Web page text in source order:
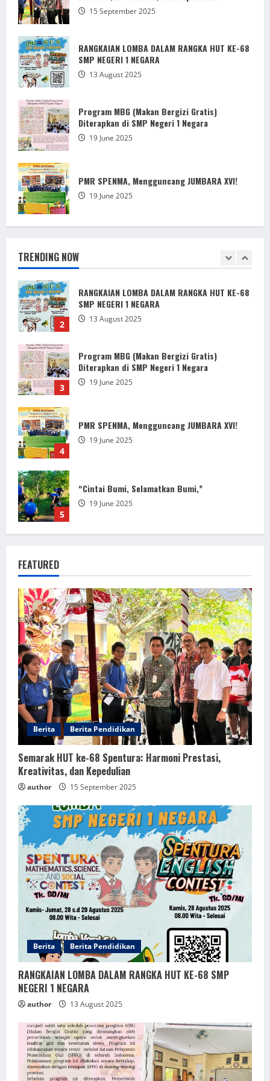
TRENDING NOW
3 19 June 2025
4
PMR SPENMA, Mengguncang JUMBARA XVI!
5
“Cintai Bumi, Selamatkan Bumi,”
1
Prestasi, Kreativitas, dan Kepedulian
15 September 2025
2
3
Program MBG (Makan Bergizi Gratis)
Diterapkan di SMP Negeri 1 Negara
4
PMR SPENMA, Mengguncang JUMBARA XVI!
19 June 2025
5
“Cintai Bumi, Selamatkan Bumi,”
1
Semarak HUT ke-68 Spentura: Harmoni
Prestasi, Kreativitas, dan Kepedulian
2
3
Program MBG (Makan Bergizi Gratis)
Diterapkan di SMP Negeri 1 Negara
19 June 2025
4
PMR SPENMA, Mengguncang JUMBARA XVI!
19 June 2025
15 September 2025
RANGKAIAN LOMBA DALAM RANGKA HUT KE-68
SMP NEGERI 1 NEGARA
13 August 2025
Program MBG (Makan Bergizi Gratis)
Diterapkan di SMP Negeri 1 Negara
19 June 2025
PMR SPENMA, Mengguncang JUMBARA XVI!
19 June 2025
FEATURED
Berita Berita Pendidikan
Semarak HUT ke-68 Spentura: Harmoni Prestasi,
Kreativitas, dan Kepedulian
author 15 September 2025
Berita Berita Pendidikan
RANGKAIAN LOMBA DALAM RANGKA HUT KE-68 SMP
NEGERI 1 NEGARA
author 13 August 2025